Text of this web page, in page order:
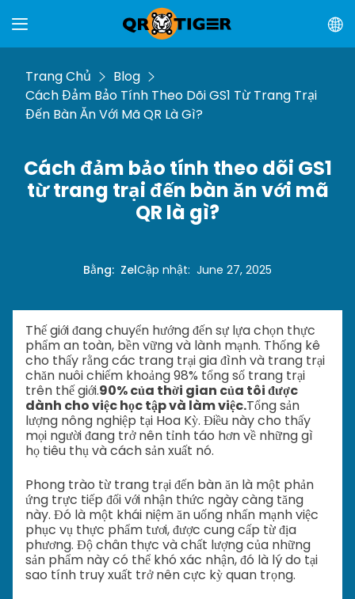
Trang Chủ
Blog
Cách Đảm Bảo Tính Theo Dõi GS1 Từ Trang Trại
Đến Bàn Ăn Với Mã QR Là Gì?
Cách đảm bảo tính theo dõi GS1
từ trang trại đến bàn ăn với mã
QR là gì?
Bằng: ZelCập nhật: June 27, 2025
Thế giới đang chuyển hướng đến sự lựa chọn thực
phẩm an toàn, bền vững và lành mạnh. Thống kê
cho thấy rằng các trang trại gia đình và trang trại
chăn nuôi chiếm khoảng 98% tổng số trang trại
trên thế giới.90% của thời gian của tôi được
dành cho việc học tập và làm việc.Tổng sản
lượng nông nghiệp tại Hoa Kỳ. Điều này cho thấy
mọi người đang trở nên tỉnh táo hơn về những gì
họ tiêu thụ và cách sản xuất nó.
Phong trào từ trang trại đến bàn ăn là một phản
ứng trực tiếp đối với nhận thức ngày càng tăng
này. Đó là một khái niệm ăn uống nhấn mạnh việc
phục vụ thực phẩm tươi, được cung cấp từ địa
phương. Độ chân thực và chất lượng của những
sản phẩm này có thể khó xác nhận, đó là lý do tại
sao tính truy xuất trở nên cực kỳ quan trọng.